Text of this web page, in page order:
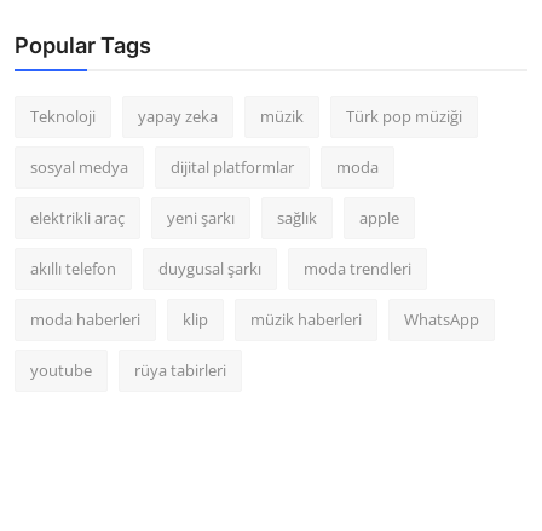
Popular Tags
Teknoloji yapay zeka müzik Türk pop müziği
sosyal medya dijital platformlar moda
elektrikli araç yeni şarkı sağlık apple
akıllı telefon duygusal şarkı moda trendleri
moda haberleri klip müzik haberleri WhatsApp
youtube rüya tabirleri